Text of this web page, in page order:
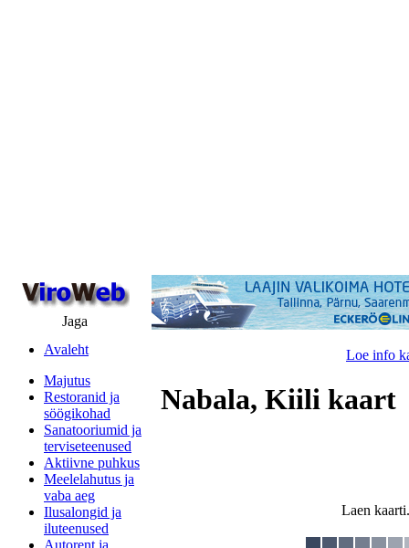
Jaga
Avaleht
Majutus
Restoranid ja
söögikohad
Sanatooriumid ja
terviseteenused
Aktiivne puhkus
Meelelahutus ja
vaba aeg
Ilusalongid ja
iluteenused
Autorent ja
Loe info
Nabala, Kiili kaart
Laen